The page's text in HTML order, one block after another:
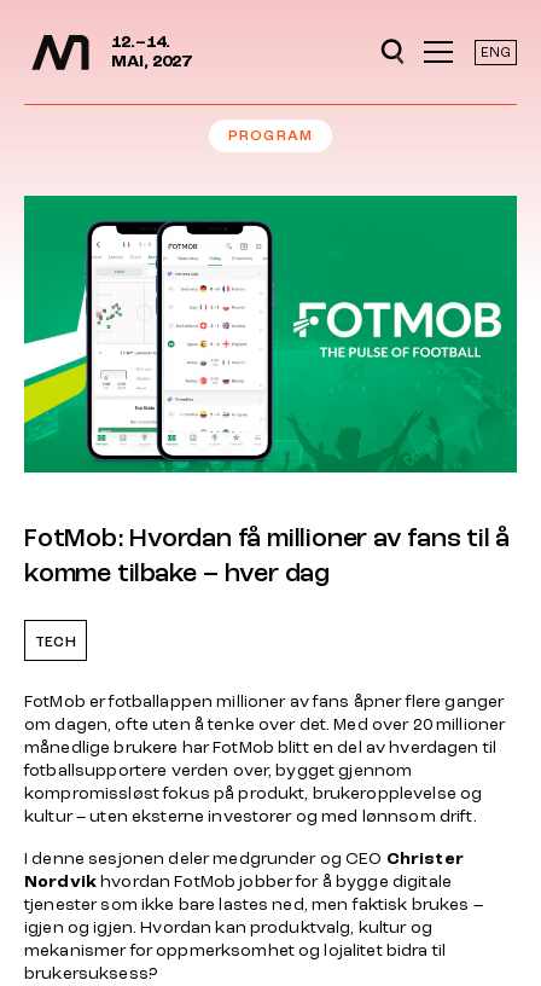
Hopp til hovedinnhold
12.–14.
MAI, 2027
ENG
PROGRAM
FotMob: Hvordan få millioner av fans til å
komme tilbake – hver dag
TECH
FotMob er fotballappen millioner av fans åpner flere ganger
om dagen, ofte uten å tenke over det. Med over 20 millioner
månedlige brukere har FotMob blitt en del av hverdagen til
fotballsupportere verden over, bygget gjennom
kompromissløst fokus på produkt, brukeropplevelse og
kultur – uten eksterne investorer og med lønnsom drift.
I denne sesjonen deler medgrunder og CEO Christer
Nordvikhvordan FotMob jobber for å bygge digitale
tjenester som ikke bare lastes ned, men faktisk brukes –
igjen og igjen. Hvordan kan produktvalg, kultur og
mekanismer for oppmerksomhet og lojalitet bidra til
brukersuksess?